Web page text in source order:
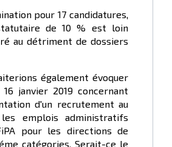
pour 17 candidatures,
de 10 % est loin
au détriment de dossiers
également évoquer
janvier 2019 concernant
d'un recrutement au
emplois administratifs
pour les directions de
catégories. Serait-ce le